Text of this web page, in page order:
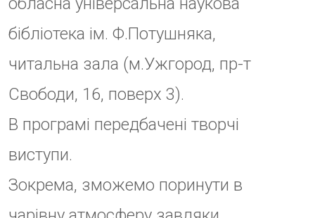
міста, як і відчути додаткове
виступів наших гостей.
Більше інформації можна
отримати у Євгенії Напуди,
Олени Біланіної та Віктора
Новграді-Лецо.